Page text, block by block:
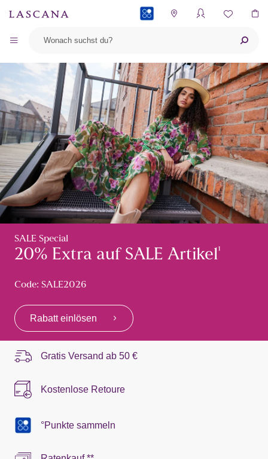
SALE Special
20% Extra auf SALE Artikel¹
Code: SALE2026
Rabatt einlösen
Gratis Versand ab 50 €
Kostenlose Retoure
°Punkte sammeln